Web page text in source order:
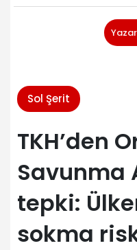
Sol Şerit
TKH’den
Savunma
tepki:
sokma